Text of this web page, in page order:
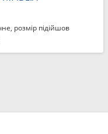
розмір підійшов